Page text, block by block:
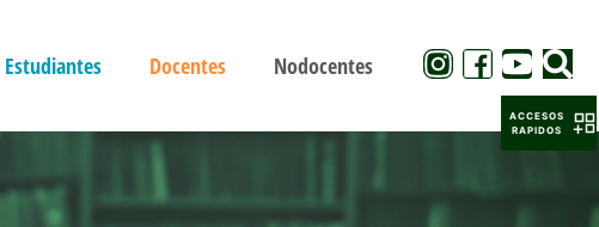
Estudiantes Docentes Nodocentes
ACCESOS
RAPIDOS